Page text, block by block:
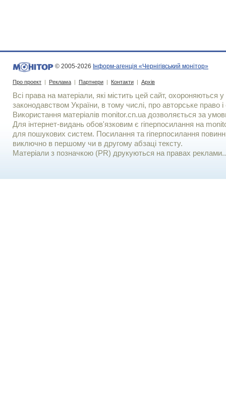
© 2005-2026 Інформ-агенція «Чернігівський монітор»
Про проект | Реклама | Партнери | Контакти | Архів
Всі права на матеріали, які містить цей сайт, охороняються у
законодавством України, в тому числі, про авторське право і
Використання матерiалiв monitor.cn.ua дозволяється за
Для iнтернет-видань обов'язковим є гiперпосилання на
для пошукових систем. Посилання та гіперпосилання
виключно в першому чи в другому абзаці тексту.
Матеріали з позначкою (PR) друкуються на правах реклами..